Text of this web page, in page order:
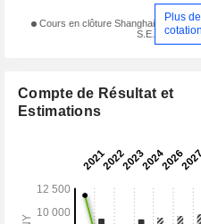
Cours en clôture Shanghai
S.E.
Plus de
Compte de Résultat et
Estimations